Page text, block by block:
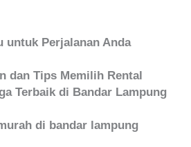
untuk Perjalanan Anda
dan Tips Memilih Rental
Terbaik di Bandar Lampung
di bandar lampung